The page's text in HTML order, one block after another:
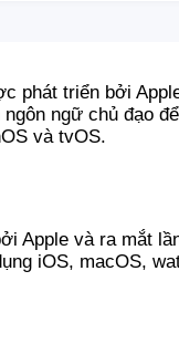
phát triển bởi
ngữ chủ đạo
và tvOS.
Apple và ra mắt
iOS, macOS,